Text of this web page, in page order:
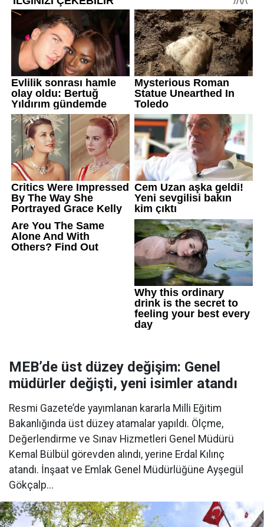
MEB’de üst düzey değişim: Genel
müdürler değişti, yeni isimler atandı
Resmi Gazete’de yayımlanan kararla Milli Eğitim
Bakanlığında üst düzey atamalar yapıldı. Ölçme,
Değerlendirme ve Sınav Hizmetleri Genel Müdürü
Kemal Bülbül görevden alındı, yerine Erdal Kılınç
atandı. İnşaat ve Emlak Genel Müdürlüğüne Ayşegül
Gökçalp...